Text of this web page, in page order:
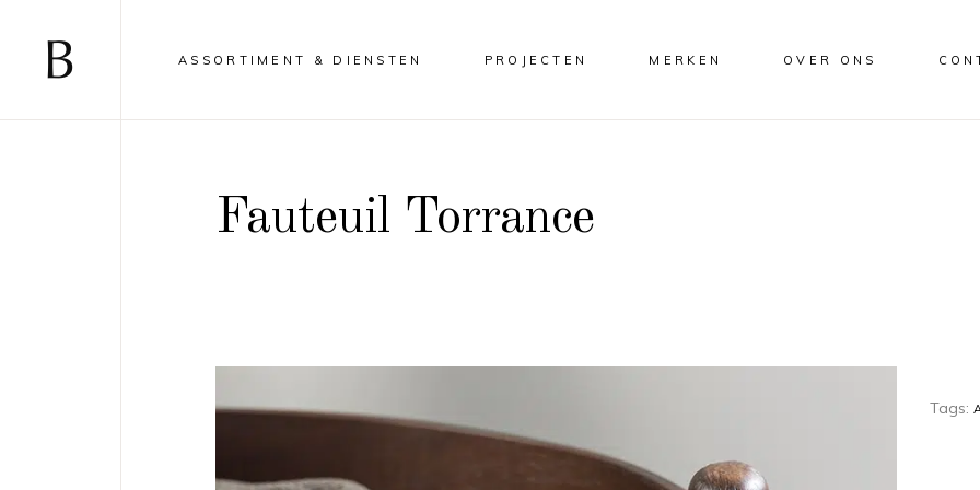
ASSORTIMENT & DIENSTEN PROJECTEN MERKEN OVER ONS
Fauteuil Torrance
Tags: